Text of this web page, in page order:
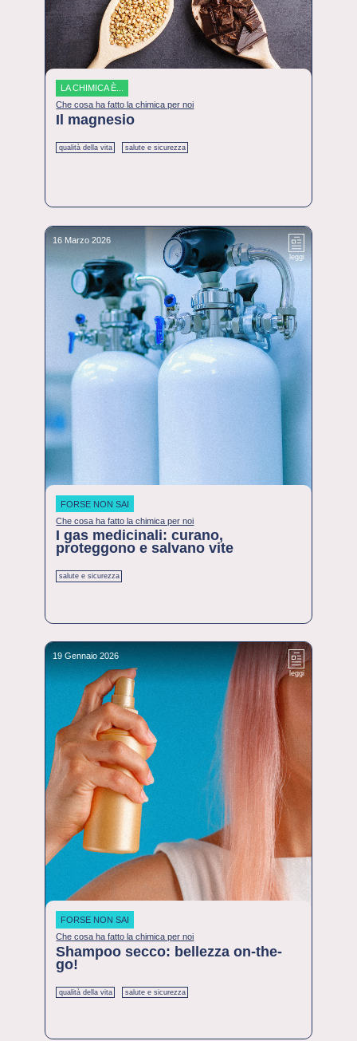
LA CHIMICA È...
Che cosa ha fatto la chimica per noi
Il magnesio
qualità della vita salute e sicurezza
16 Marzo 2026
leggi
FORSE NON SAI
Che cosa ha fatto la chimica per noi
I gas medicinali: curano,
proteggono e salvano vite
salute e sicurezza
19 Gennaio 2026
leggi
FORSE NON SAI
Che cosa ha fatto la chimica per noi
Shampoo secco: bellezza on-the-
go!
qualità della vita salute e sicurezza